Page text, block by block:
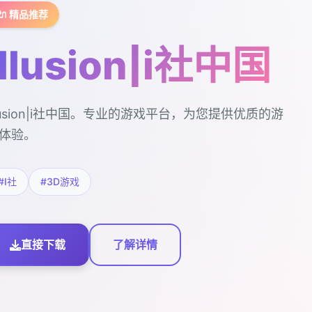
精品推荐
社中国
社中国。专业的游戏平台，为您提供优质的游
验。
社 #3D游戏
直接下载 了解详情